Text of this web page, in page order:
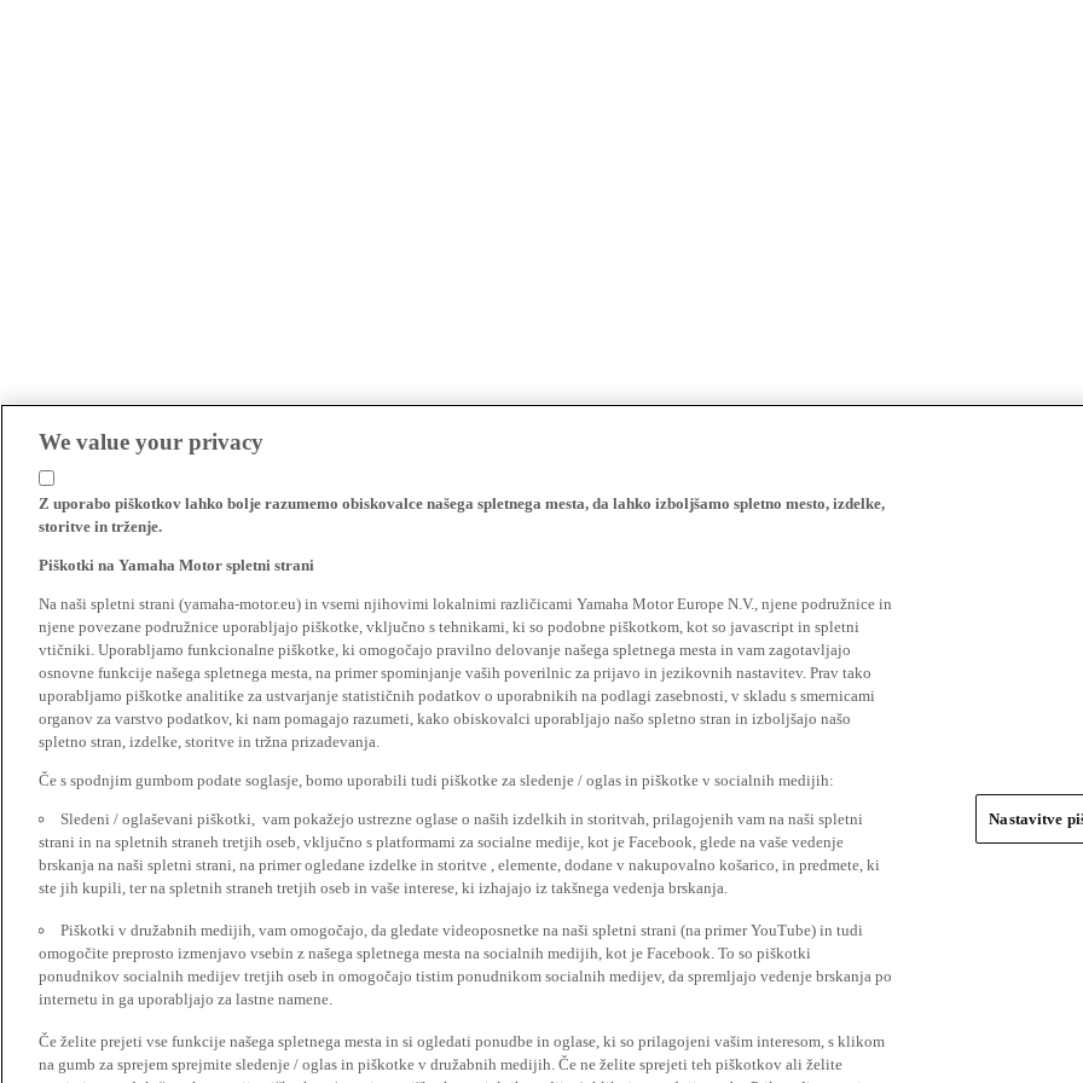
We value your privacy
Z uporabo piškotkov lahko bolje razumemo obiskovalce našega spletnega mesta, da lahko izboljšamo spletno mesto, izdelke,
storitve in trženje.
Piškotki na Yamaha Motor spletni strani
Na naši spletni strani (yamaha-motor.eu) in vsemi njihovimi lokalnimi različicami Yamaha Motor Europe N.V., njene podružnice in
njene povezane podružnice uporabljajo piškotke, vključno s tehnikami, ki so podobne piškotkom, kot so javascript in spletni
vtičniki. Uporabljamo funkcionalne piškotke, ki omogočajo pravilno delovanje našega spletnega mesta in vam zagotavljajo
osnovne funkcije našega spletnega mesta, na primer spominjanje vaših poverilnic za prijavo in jezikovnih nastavitev. Prav tako
uporabljamo piškotke analitike za ustvarjanje statističnih podatkov o uporabnikih na podlagi zasebnosti, v skladu s smernicami
organov za varstvo podatkov, ki nam pomagajo razumeti, kako obiskovalci uporabljajo našo spletno stran in izboljšajo našo
spletno stran, izdelke, storitve in tržna prizadevanja.
Če s spodnjim gumbom podate soglasje, bomo uporabili tudi piškotke za sledenje / oglas in piškotke v socialnih medijih:
Sledeni / oglaševani piškotki, vam pokažejo ustrezne oglase o naših izdelkih in storitvah, prilagojenih vam na naši spletni
strani in na spletnih straneh tretjih oseb, vključno s platformami za socialne medije, kot je Facebook, glede na vaše vedenje
brskanja na naši spletni strani, na primer ogledane izdelke in storitve , elemente, dodane v nakupovalno košarico, in predmete, ki
ste jih kupili, ter na spletnih straneh tretjih oseb in vaše interese, ki izhajajo iz takšnega vedenja brskanja.
Piškotki v družabnih medijih, vam omogočajo, da gledate videoposnetke na naši spletni strani (na primer YouTube) in tudi
omogočite preprosto izmenjavo vsebin z našega spletnega mesta na socialnih medijih, kot je Facebook. To so piškotki
ponudnikov socialnih medijev tretjih oseb in omogočajo tistim ponudnikom socialnih medijev, da spremljajo vedenje brskanja po
internetu in ga uporabljajo za lastne namene.
Če želite prejeti vse funkcije našega spletnega mesta in si ogledati ponudbe in oglase, ki so prilagojeni vašim interesom, s klikom
na gumb za sprejem sprejmite sledenje / oglas in piškotke v družabnih medijih. Če ne želite sprejeti teh piškotkov ali želite
Nastavitve